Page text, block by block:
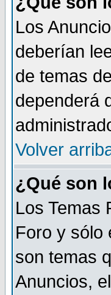
Los
deberían
de temas
dependerá
Volver
¿Qué son
Los Temas
Foro y sólo
son temas
Anuncios,